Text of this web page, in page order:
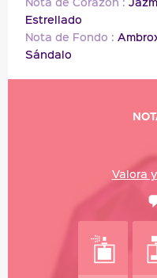
Estrellado
Nota de Fondo :
Sándalo
Valora